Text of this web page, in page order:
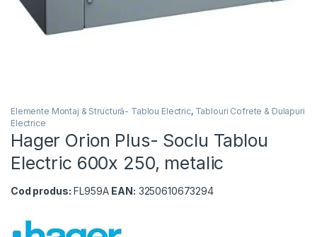
Elemente Montaj & Structură- Tablou Electric, Tablouri Cofrete & Dulapuri
Electrice
Hager Orion Plus- Soclu Tablou
Electric 600x 250, metalic
Cod produs: FL959A EAN: 3250610673294